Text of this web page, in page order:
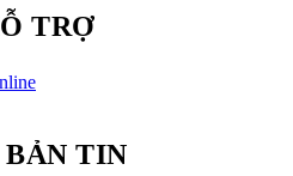
TRỢ
TIN